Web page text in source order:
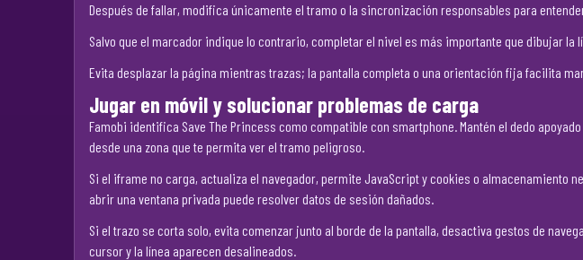
Después de fallar, modifica únicamente el tramo o la sincronización responsables para
Salvo que el marcador indique lo contrario, completar el nivel es más importante que dibujar la
Evita desplazar la página mientras trazas; la pantalla completa o una orientación fija facilita
Jugar en móvil y solucionar problemas de carga
Famobi identifica Save The Princess como compatible con smartphone. Mantén el dedo
desde una zona que te permita ver el tramo peligroso.
Si el iframe no carga, actualiza el navegador, permite JavaScript y cookies o almacenamiento
abrir una ventana privada puede resolver datos de sesión dañados.
Si el trazo se corta solo, evita comenzar junto al borde de la pantalla, desactiva gestos de
cursor y la línea aparecen desalineados.